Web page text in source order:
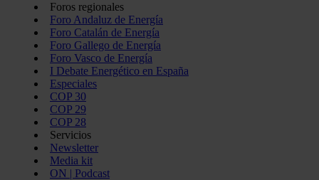
Foros regionales
Foro Andaluz de Energía
Foro Catalán de Energía
Foro Gallego de Energía
Foro Vasco de Energía
I Debate Energético en España
Especiales
COP 30
COP 29
COP 28
Servicios
Newsletter
Media kit
ON | Podcast